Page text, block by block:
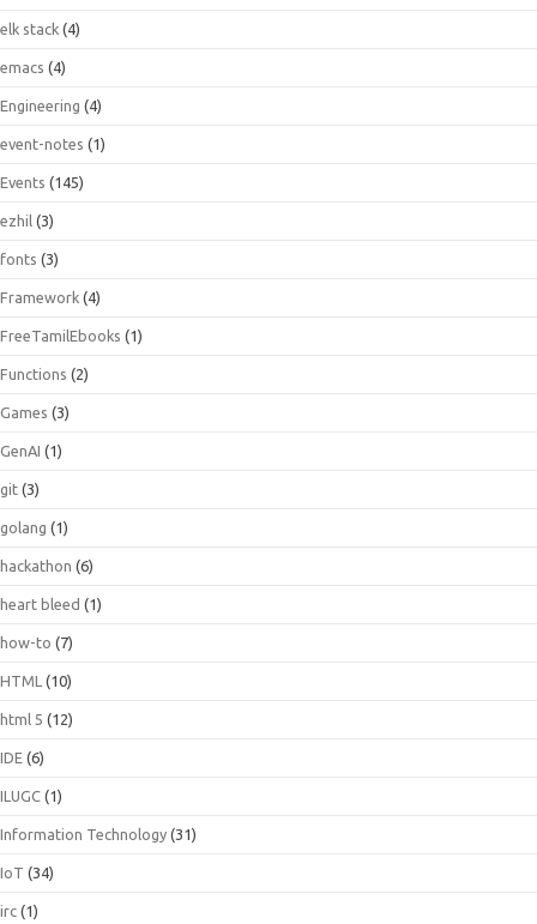
elk stack (4)
emacs (4)
Engineering (4)
event-notes (1)
Events (145)
ezhil (3)
fonts (3)
Framework (4)
FreeTamilEbooks (1)
Functions (2)
Games (3)
GenAI (1)
git (3)
golang (1)
hackathon (6)
heart bleed (1)
how-to (7)
HTML (10)
html 5 (12)
IDE (6)
ILUGC (1)
Information Technology (31)
IoT (34)
irc (1)